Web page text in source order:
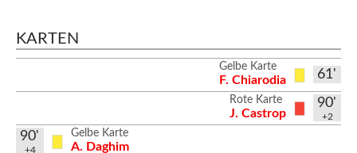
KARTEN
61'
Gelbe Karte
F. Chiarodia
90'
+2
Rote Karte
J. Castrop
Gelbe Karte
A. Daghim
90'
+4